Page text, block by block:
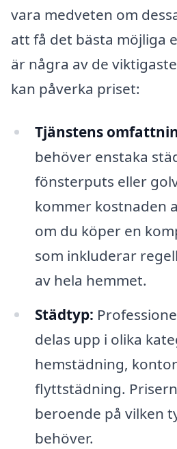
vara medveten om
att få det bästa möjliga
är några av de
kan påverka priset:
Tjänstens
behöver enstaka
fönsterputs eller
kommer kostnaden
om du köper en
som inkluderar
av hela hemmet.
Städtyp:
delas upp i olika
hemstädning,
flyttstädning.
beroende på vilken
behöver.